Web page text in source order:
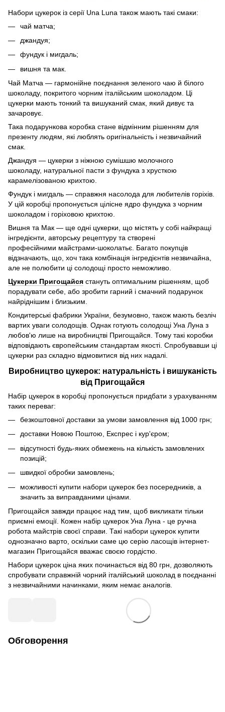
Набори цукерок із серії Una Luna також мають такі смаки:
чай матча;
джандуя;
фундук і мигдаль;
вишня та мак.
Чай Матча — гармонійне поєднання зеленого чаю й білого
шоколаду, покритого чорним італійським шоколадом. Ці
цукерки мають тонкий та вишуканий смак, який дивує та
зачаровує.
Така подарункова коробка стане відмінним рішенням для
презенту людям, які люблять оригінальність і незвичайний
смак.
Джандуя — цукерки з ніжною сумішшю молочного
шоколаду, натуральної пасти з фундука з хрусткою
карамелізованою крихтою.
Фундук і мигдаль — справжня насолода для любителів горіхів.
У цій коробці пропонується цілісне ядро ​​фундука з чорним
шоколадом і горіховою крихтою.
Вишня та Мак — ще одні цукерки, що містять у собі найкращі
інгредієнти, авторську рецептуру та створені
професійними майстрами-шоколатьє. Багато покупців
відзначають, що, хоч така комбінація інгредієнтів незвичайна,
але не полюбити ці солодощі просто неможливо.
Цукерки Пригощайся стануть оптимальним рішенням, щоб
порадувати себе, або зробити гарний і смачний подарунок
найріднішим і близьким.
Кондитерські фабрики України, безумовно, також мають безліч
вартих уваги солодощів. Однак готують солодощі Уна Луна з
любов'ю лише на виробництві Пригощайся. Тому такі коробки
відповідають європейським стандартам якості. Спробувавши ці
цукерки раз складно відмовитися від них надалі.
Виробництво цукерок: натуральність і вишуканість
від Пригощайся
Набір цукерок в коробці пропонується придбати з урахуванням
таких переваг:
безкоштовної доставки за умови замовлення від 1000 грн;
доставки Новою Поштою, Експрес і кур'єром;
відсутності будь-яких обмежень на кількість замовлених
позицій;
швидкої обробки замовлень;
можливості купити набори цукерок без посередників, а
значить за виправданими цінами.
Пригощайся завжди працює над тим, щоб викликати тільки
приємні емоції. Кожен набір цукерок Уна Луна - це ручна
робота майстрів своєї справи. Такі набори цукерок купити
однозначно варто, оскільки саме цю серію ласощів інтернет-
магазин Пригощайся вважає своєю гордістю.
Набори цукерок ціна яких починається від 80 грн, дозволяють
спробувати справжній чорний італійський шоколад в поєднанні
з незвичайними начинками, яким немає аналогів.
Обговорення